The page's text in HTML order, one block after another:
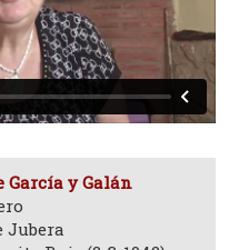
y Galán
Jubera